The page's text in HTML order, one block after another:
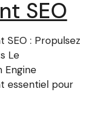
SEO
: Propulsez
Le
Engine
essentiel pour